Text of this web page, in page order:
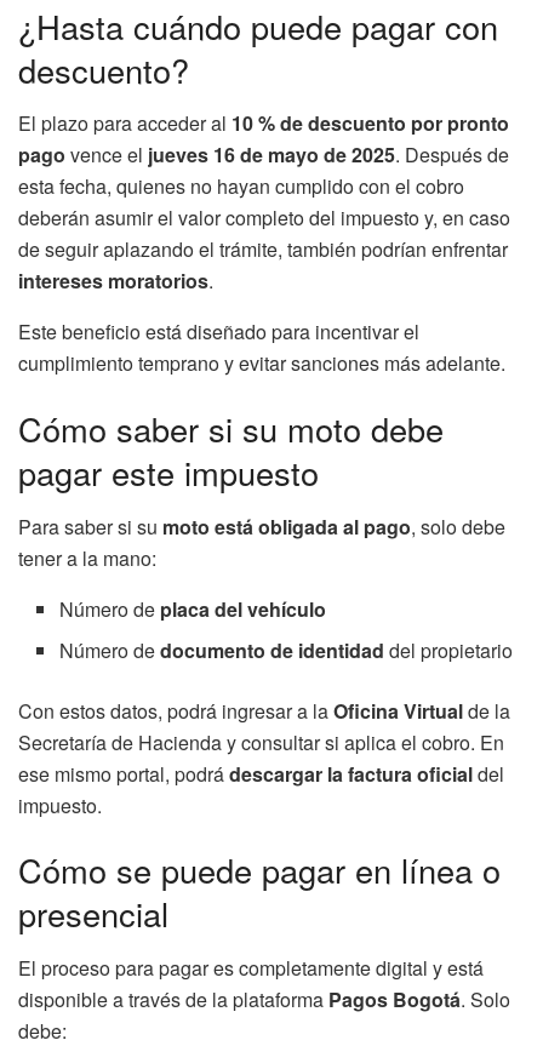
¿Hasta cuándo puede pagar con
descuento?
El plazo para acceder al 10 % de descuento por pronto
pago vence el jueves 16 de mayo de 2025. Después de
esta fecha, quienes no hayan cumplido con el cobro
deberán asumir el valor completo del impuesto y, en caso
de seguir aplazando el trámite, también podrían enfrentar
intereses moratorios.
Este beneficio está diseñado para incentivar el
cumplimiento temprano y evitar sanciones más adelante.
Cómo saber si su moto debe
pagar este impuesto
Para saber si su moto está obligada al pago, solo debe
tener a la mano:
Número de placa del vehículo
Número dedocumento de identidad del propietario
Con estos datos, podrá ingresar a laOficina Virtualde la
Secretaría de Hacienda y consultar si aplica el cobro. En
ese mismo portal, podrádescargar la factura oficialdel
impuesto.
Cómo se puede pagar en línea o
presencial
El proceso para pagar es completamente digital y está
disponible a través de la plataforma Pagos Bogotá. Solo
debe: